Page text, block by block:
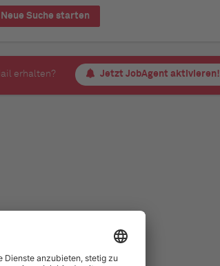
Neue Suche starten
erhalten? Jetzt JobAgent aktivieren!